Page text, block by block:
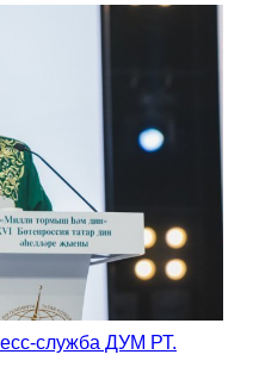
служба ДУМ РТ.